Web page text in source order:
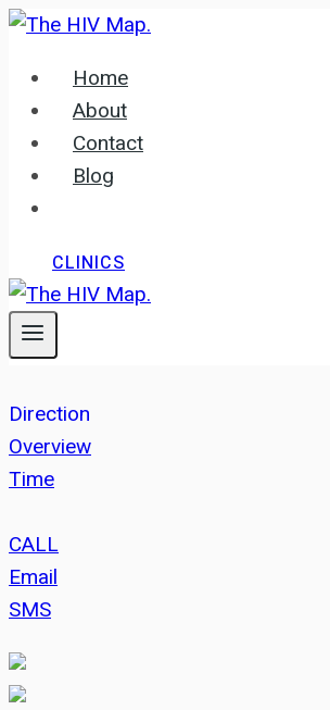
Skip
contentHome
About
Contact
Blog
CLINICS
Direction
Overview
Time
CALL
Email
SMS